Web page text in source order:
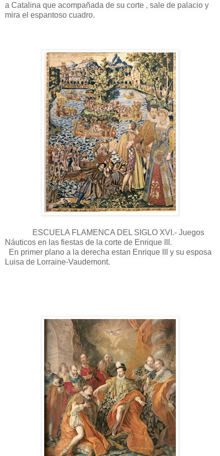
a Catalina que acompañada de su corte , sale de palacio y
mira el espantoso cuadro.
ESCUELA FLAMENCA DEL SIGLO XVI.- Juegos
Náuticos en las fiestas de la corte de Enrique III.
En primer plano a la derecha estan Enrique III y su esposa
Luisa de Lorraine-Vaudemont.